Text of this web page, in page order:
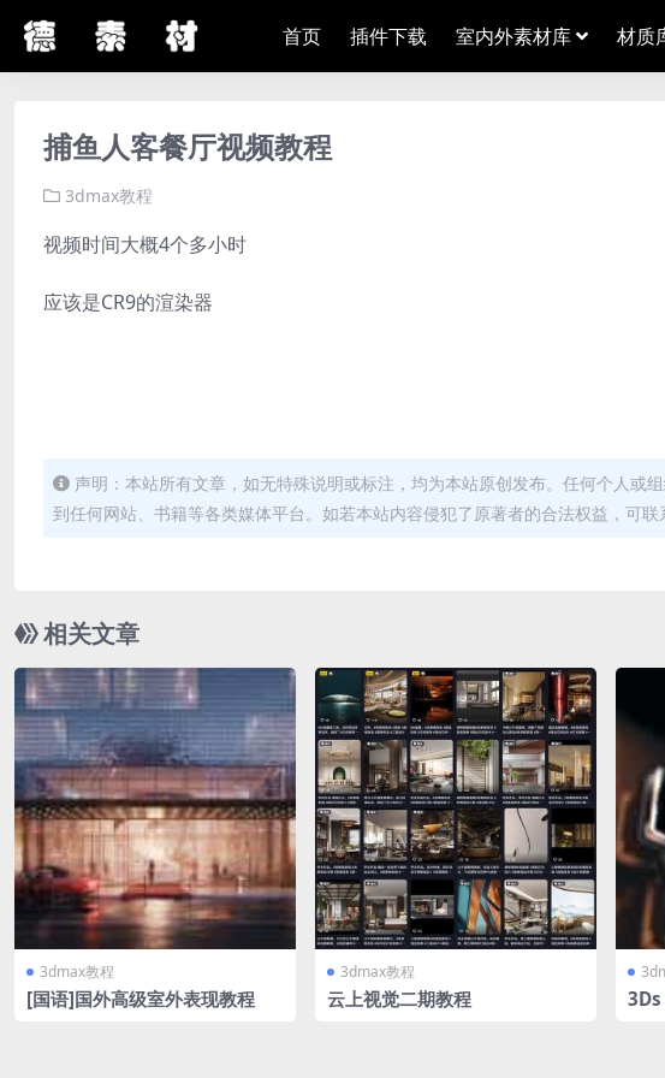
首页 插件下载 室内外素材库 材质
捕鱼人客餐厅视频教程
3dmax教程
视频时间大概4个多小时
应该是CR9的渲染器
声明：本站所有文章，如无特殊说明或标注，均为本站原创发布。任何个人或
到任何网站、书籍等各类媒体平台。如若本站内容侵犯了原著者的合法权益，可联
相关文章
3dmax教程
[国语]国外高级室外表现教程
3dmax教程
云上视觉二期教程
3Ds